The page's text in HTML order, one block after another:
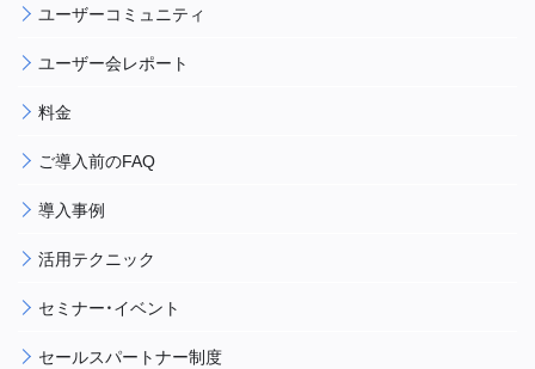
ユーザーコミュニティ
ユーザー会レポート
料金
ご導入前のFAQ
導入事例
活用テクニック
セミナー・イベント
セールスパートナー制度